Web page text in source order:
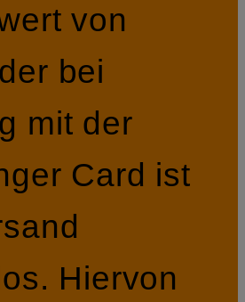
von
bei
mit der
Card ist
Hiervon